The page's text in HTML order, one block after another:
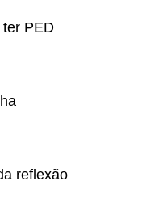
PED
reflexão